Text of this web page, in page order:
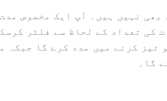
نہیں ہیں۔ آپ ایک مخصوص
کی تعداد کے لحاظ سے فلٹر
تیز کرنے میں مدد کرے گا جبکہ
گا۔